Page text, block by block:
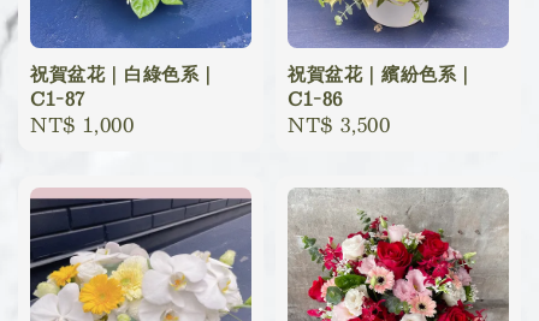
祝賀盆花｜白綠色系｜
C1-87
Regular
NT$ 1,000
祝賀盆花｜繽紛色系｜
C1-86
Regular
NT$ 3,500